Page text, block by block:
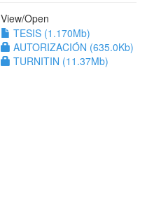
View/Open
TESIS (1.170Mb)
AUTORIZACIÓN (635.0Kb)
TURNITIN (11.37Mb)